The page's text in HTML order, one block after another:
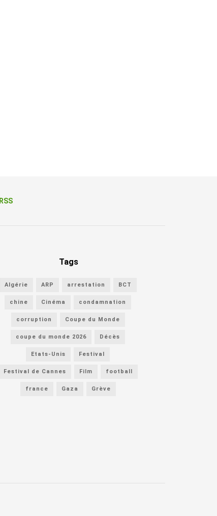
RSS
Tags
Algérie ARP arrestation BCT
chine Cinéma condamnation
corruption Coupe du Monde
coupe du monde 2026 Décès
Etats-Unis Festival
Festival de Cannes Film football
france Gaza Grève